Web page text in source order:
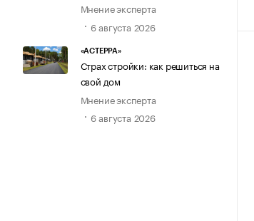
Мнение эксперта
6 августа 2026
«АСТЕРРА»
Страх стройки: как решиться на
свой дом
Мнение эксперта
6 августа 2026